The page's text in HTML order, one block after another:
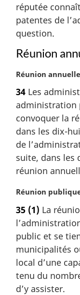
g
i
n
l
:
réputée
patentes de
question.
Réunion
N
t
e
m
a
g
i
n
l
:
Réunion annuelle
34 Les
administration
convoquer la
dans les dix-
de
suite, dans les
réunion
N
t
e
m
a
g
i
n
Réunion
35 (1) La
public et se
municipalités
local d’une
tenu du
d’y assister.